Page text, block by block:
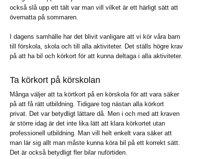
också slå upp ett tält var man vill vilket är ett härligt sätt att
övernatta på sommaren.
I dagens samhälle har det blivit vanligare att vi kör våra barn
till förskola, skola och till alla aktiviteter. Det ställs högre krav
på att ha bil och körkort för att kunna deltaga i alla aktiviteter.
Ta körkort på körskolan
Många väljer att ta körtkort på en körskola för att vara säker
på att få rätt utbildning. Tidigare tog nästan alla körkort
privat. Det var betydligt lättare då. Men i och med att kraven
är större idag är det inte lika lätt att klara körkortet utan
professionell utbildning. Man vill helt enkelt vara säker att
man lär sig allt man måste kunna köra bil på ett korrekt sätt.
Det är också betydligt fler bilar nuförtiden.